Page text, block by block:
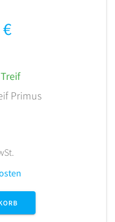
€
Treif
Primus